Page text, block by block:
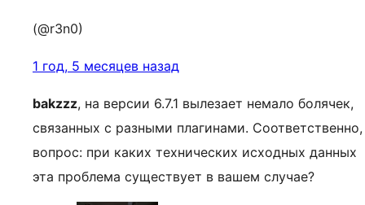
(@r3n0)
1 год, 5 месяцев назад
bakzzz, на версии 6.7.1 вылезает немало болячек,
связанных с разными плагинами. Соответственно,
вопрос: при каких технических исходных данных
эта проблема существует в вашем случае?